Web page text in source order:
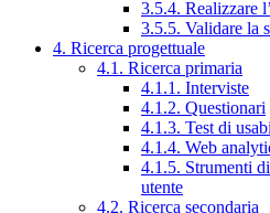
3.5.4. Realizzare
3.5.5. Validare la
4. Ricerca progettuale
4.1. Ricerca primaria
4.1.1. Interviste
4.1.2. Questionari
4.1.3. Test di
4.1.4. Web
4.1.5. Strumenti
utente
4.2. Ricerca secondaria